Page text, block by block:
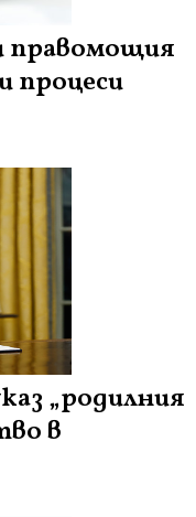
правомощия
процеси
„родилния
в